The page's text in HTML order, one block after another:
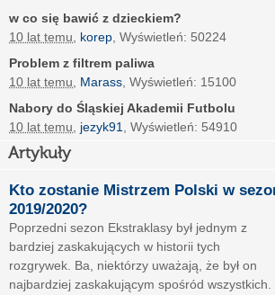
w co się bawić z dzieckiem?
10 lat temu
korep , Wyświetleń: 50224
Problem z filtrem paliwa
10 lat temu
Marass , Wyświetleń: 15100
Nabory do Śląskiej Akademii Futbolu
10 lat temu
jezyk91 , Wyświetleń: 54910
Artykuły
Kto zostanie Mistrzem Polski w
2019/2020?
Poprzedni sezon Ekstraklasy był jednym z
bardziej zaskakujących w historii tych
rozgrywek. Ba, niektórzy uważają, że był on
najbardziej zaskakującym spośród wszystkich.